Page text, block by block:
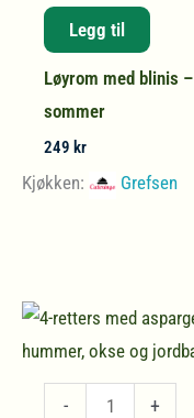
blinis
-
sommer
antall
Legg til
Løyrom med blinis –
sommer
249 kr
Kjøkken: Grefsen
- +